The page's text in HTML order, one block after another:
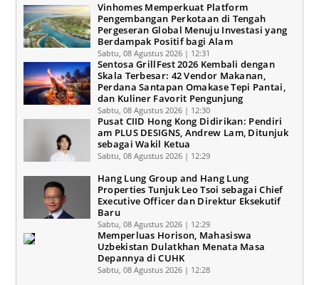
Vinhomes Memperkuat Platform
Pengembangan Perkotaan di Tengah
Pergeseran Global Menuju Investasi yang
Berdampak Positif bagi Alam
Sabtu, 08 Agustus 2026 | 12:31
Sentosa GrillFest 2026 Kembali dengan
Skala Terbesar: 42 Vendor Makanan,
Perdana Santapan Omakase Tepi Pantai,
dan Kuliner Favorit Pengunjung
Sabtu, 08 Agustus 2026 | 12:30
Pusat CIID Hong Kong Didirikan: Pendiri
am PLUS DESIGNS, Andrew Lam, Ditunjuk
sebagai Wakil Ketua
Sabtu, 08 Agustus 2026 | 12:29
Hang Lung Group and Hang Lung
Properties Tunjuk Leo Tsoi sebagai Chief
Executive Officer dan Direktur Eksekutif
Baru
Sabtu, 08 Agustus 2026 | 12:29
Memperluas Horison, Mahasiswa
Uzbekistan Dulatkhan Menata Masa
Depannya di CUHK
Sabtu, 08 Agustus 2026 | 12:28